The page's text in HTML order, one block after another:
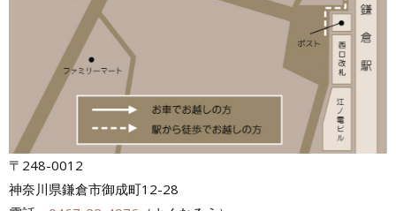
〒248-0012
神奈川県鎌倉市御成町12-28